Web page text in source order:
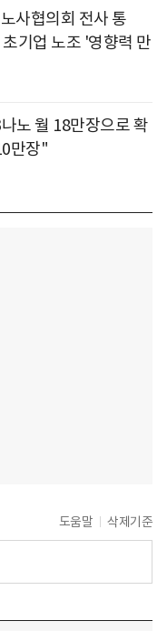
사협의회 전사 통
기업 노조 '영향력 만
노 월 18만장으로 확
만장"
도움말 삭제기준